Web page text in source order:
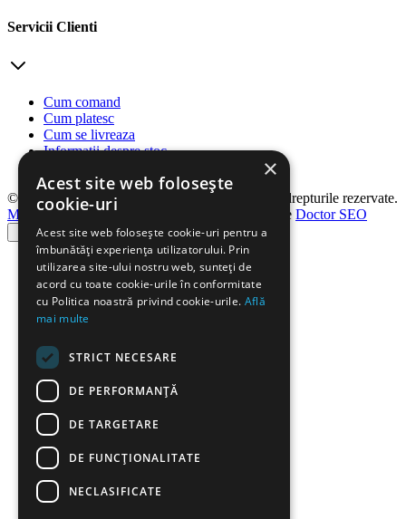
Servicii Clienti
Cum comand
Cum platesc
Cum se livreaza
Informatii despre stoc
© Copyright 2026 Sanotechnik Romania. Toate drepturile rezervate.
Magazin Magento by Vonteq
|| Optimizat SEO de Doctor SEO
×
Acest site web folosește
cookie-uri
Acest site web folosește cookie-uri pentru a
îmbunătăți experiența utilizatorului. Prin
utilizarea site-ului nostru web, sunteți de
acord cu toate cookie-urile în conformitate
cu Politica noastră privind cookie-urile. Află
mai multe
STRICT NECESARE
DE PERFORMANȚĂ
DE TARGETARE
DE FUNCŢIONALITATE
NECLASIFICATE